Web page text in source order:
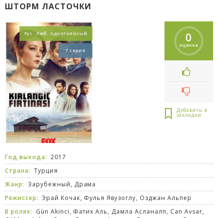
ШТОРМ ЛАСТОЧКИ
Рус. Люб. одноголосый
7 серия
0
оценка
Год выхода: 2017
Страна: Турция
Жанр: Зарубежный, Драма
Режиссер: Эрай Кочак, Фулья Явузоглу, Озджан Альпер
В ролях: Gün Akinci, Фатих Аль, Дамла Асланалп, Can Avsar,